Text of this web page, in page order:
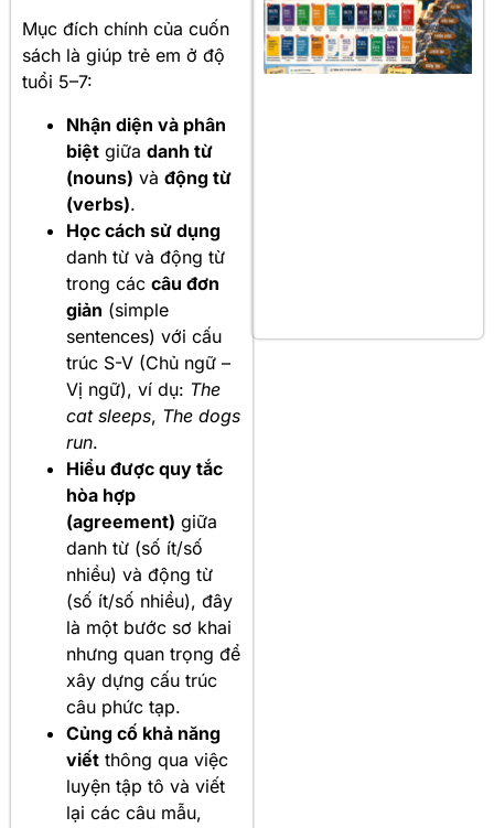
Mục đích chính của cuốn
sách là giúp trẻ em ở độ
tuổi 5–7:
Nhận diện và phân
biệt giữa danh từ
(nouns) và động từ
(verbs).
Học cách sử dụng
danh từ và động từ
trong các câu đơn
giản (simple
sentences) với cấu
trúc S-V (Chủ ngữ –
Vị ngữ), ví dụ: The
cat sleeps, The dogs
run.
Hiểu được quy tắc
hòa hợp
(agreement) giữa
danh từ (số ít/số
nhiều) và động từ
(số ít/số nhiều), đây
là một bước sơ khai
nhưng quan trọng để
xây dựng cấu trúc
câu phức tạp.
Củng cố khả năng
viết thông qua việc
luyện tập tô và viết
lại các câu mẫu,